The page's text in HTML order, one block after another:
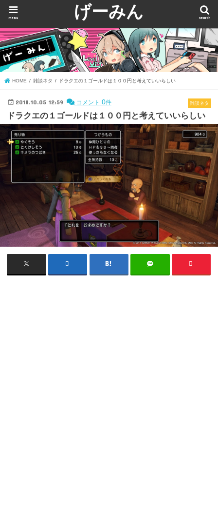
げーみん search
menu
HOME 雑談ネタ ドラクエの１ゴールドは１００円と考えていいらしい
雑談ネタ
2018.10.05 12:59 コメント 0件
ドラクエの１ゴールドは１００円と考えていいらしい